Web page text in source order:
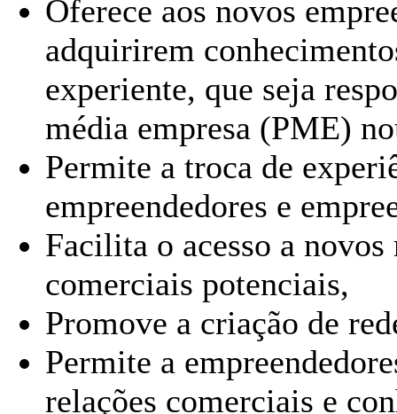
Oferece aos novos
adquirirem
experiente, que seja
média empresa (PME)
Permite a troca de
empreendedores e
Facilita o acesso a novos
comerciais potenciais,
Promove a criação de
Permite a
relações comerciais e